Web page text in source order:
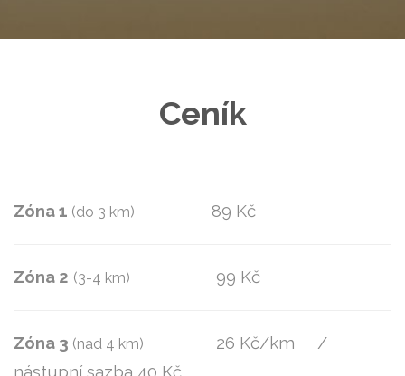
Ceník
Zóna 1 (do 3 km) 89 Kč
Zóna 2 (3-4 km)99 Kč